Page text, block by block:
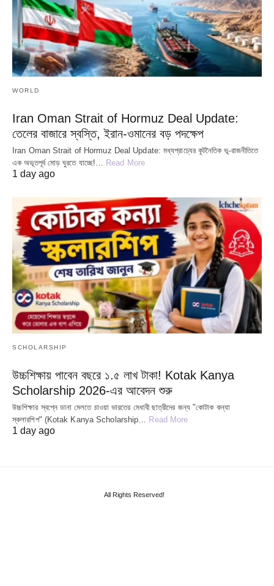
WORLD
Iran Oman Strait of Hormuz Deal Update:
তেলের বাজারে স্বস্তি, ইরান-ওমানের বড় পদক্ষেপ
Iran Oman Strait of Hormuz Deal Update: মধ্যপ্রাচ্যের কূটনৈতিক ভূ-রাজনীতিতে
এক অভূতপূর্ব মোড় ঘুরতে যাচ্ছে!…
Read More
1 day ago
SCHOLARSHIP
উচ্চশিক্ষায় পাবেন বছরে ১.৫ লাখ টাকা! Kotak Kanya
Scholarship 2026-এর আবেদন শুরু
উচ্চশিক্ষার স্বপ্নে ডানা মেলতে চাওয়া ভারতের মেধাবী ছাত্রীদের জন্য "কোটাক কন্যা
স্কলারশিপ" (Kotak Kanya Scholarship… Read More
1 day ago
All Rights Reserved!